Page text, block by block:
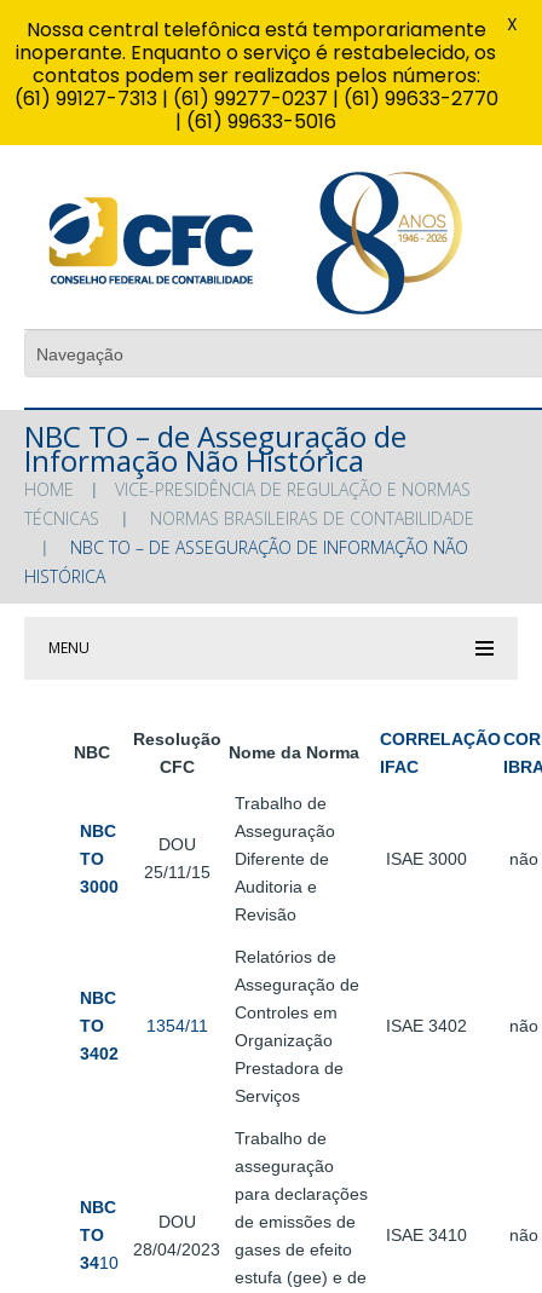
NBC TO – de Asseguração de
Informação Não Histórica
HOME
VICE-PRESIDÊNCIA DE REGULAÇÃO E NORMAS
TÉCNICAS
NORMAS BRASILEIRAS DE CONTABILIDADE
NBC TO – DE ASSEGURAÇÃO DE INFORMAÇÃO NÃO
HISTÓRICA
MENU
NBC
Resolução
CFC
Nome da Norma
CORRELAÇÃO
IFAC
NBC
TO
3000
DOU
25/11/15
Trabalho de
Asseguração
Diferente de
Auditoria e
Revisão
ISAE 3000
NBC
TO
3402
1354/11
Relatórios de
Asseguração de
Controles em
Organização
Prestadora de
Serviços
ISAE 3402
NBC
TO
3410
DOU
28/04/2023
Trabalho de
asseguração
para declarações
de emissões de
gases de efeito
estufa (gee) e de
ISAE 3410
Nossa central telefônica está temporariamente
inoperante. Enquanto o serviço é restabelecido, os
contatos podem ser realizados pelos números:
(61) 99127-7313 | (61) 99277-0237 | (61) 99633-2770
| (61) 99633-5016
X